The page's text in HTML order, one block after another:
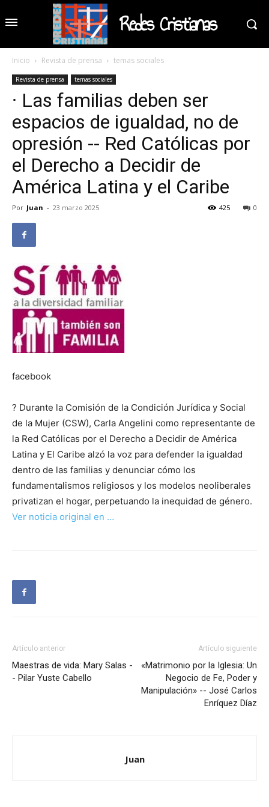
Redes Cristianas
Inicio Revista de prensa temas sociales
Revista de prensa temas sociales
· Las familias deben ser
espacios de igualdad, no de
opresión -- Red Católicas por
el Derecho a Decidir de
América Latina y el Caribe
Por Juan - 23 marzo 2025 0
425
facebook
? Durante la Comisión de la Condición Jurídica y Social
de la Mujer (CSW), Carla Angelini como representante de
la Red Católicas por el Derecho a Decidir de América
Latina y El Caribe alzó la voz para defender la igualdad
dentro de las familias y denunciar cómo los
fundamentalismos religiosos y los modelos neoliberales
privatizan el hogar, perpetuando la inequidad de género.
Ver noticia original en …
Artículo anterior
Maestras de vida: Mary Salas -
- Pilar Yuste Cabello
Artículo siguiente
«Matrimonio por la Iglesia: Un
Negocio de Fe, Poder y
Manipulación» -- José Carlos
Enríquez Díaz
Juan